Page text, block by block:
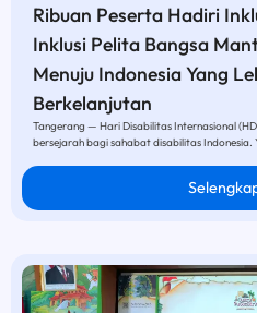
Ribuan Peserta Hadiri
Inklusi Pelita Bangsa
Menuju Indonesia Yang
Berkelanjutan
Tangerang — Hari Disabilitas Internasional
bersejarah bagi sahabat disabilitas Indonesia.